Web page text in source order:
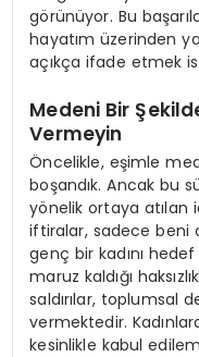
görünüyor. Bu
hayatım üzerinden
açıkça ifade etmek
Medeni Bir
Vermeyin
Öncelikle, eşimle
boşandık. Ancak bu
yönelik ortaya atılan
iftiralar, sadece beni
genç bir kadını
maruz kaldığı
saldırılar, toplumsal
vermektedir.
kesinlikle kabul